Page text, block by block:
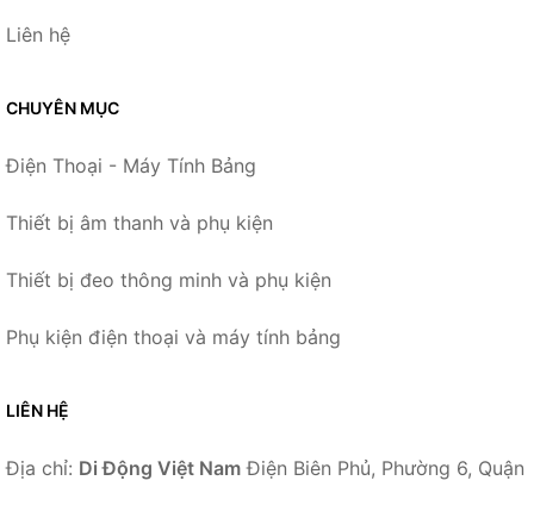
Liên hệ
CHUYÊN MỤC
Điện Thoại - Máy Tính Bảng
Thiết bị âm thanh và phụ kiện
Thiết bị đeo thông minh và phụ kiện
Phụ kiện điện thoại và máy tính bảng
LIÊN HỆ
Địa chỉ: Di Động Việt Nam Điện Biên Phủ, Phường 6, Quận